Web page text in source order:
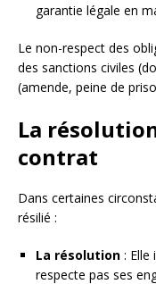
garantie légale en
Le non-respect des
des sanctions civiles
(amende, peine de
La
contrat
Dans certaines
résilié :
La résolution : Elle
respecte pas ses